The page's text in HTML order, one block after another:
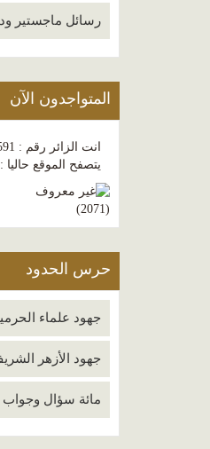
رسائل ماجستير
المتواجدون الآن
انت الزائر رقم : 1939591
يتصفح الموقع حاليا : 2071
(
2071
)
حرس الحدود
جهود علماء
جهود الأزهر
مائة سؤال وجواب